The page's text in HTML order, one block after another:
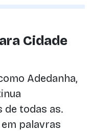
Cidade
Adedanha,
todas as.
palavras